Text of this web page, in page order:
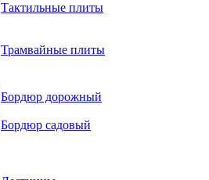
Тактильные плиты
Трамвайные плиты
Бордюр дорожный
Бордюр садовый